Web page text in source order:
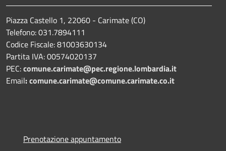
Piazza Castello 1, 22060 - Carimate (CO)
Telefono: 031.7894111
Codice Fiscale: 81003630134
Partita IVA: 00574020137
PEC:comune.carimate@pec.regione.lombardia.it
Email:comune.carimate@comune.carimate.co.it
Prenotazione appuntamento